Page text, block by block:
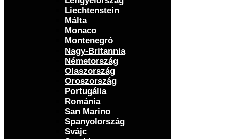
Liechtenstein
Málta
Monaco
Montenegró
Nagy-Britannia
Németország
Olaszország
Oroszország
Portugália
Románia
San Marino
Spanyolország
Svájc